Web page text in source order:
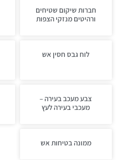
חברות שיקום שטיחים
ורהיטים מנזקי הצפות
לוח גבס חסין אש
צבע מעכב בעירה –
מעכבי בעירה לעץ
ממונה בטיחות אש